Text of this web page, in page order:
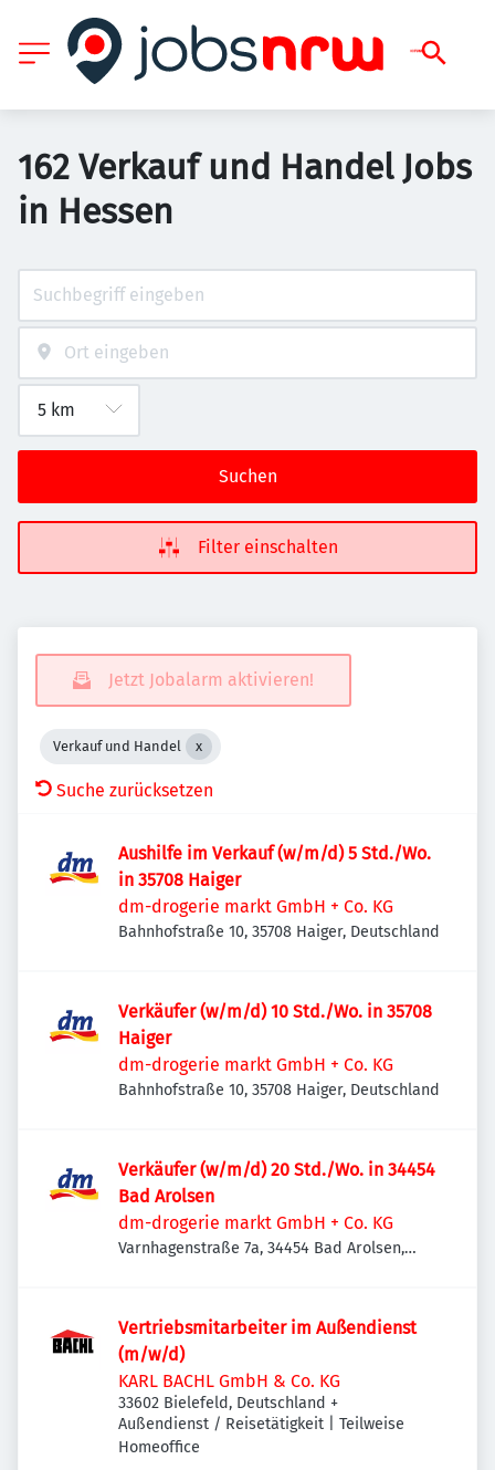
162 Verkauf und Handel Jobs
in Hessen
Suchen
Filter einschalten
Jetzt Jobalarm aktivieren!
Verkauf und Handel
Suche zurücksetzen
Aushilfe im Verkauf (w/m/d) 5 Std./Wo.
in 35708 Haiger
dm-drogerie markt GmbH + Co. KG
Bahnhofstraße 10, 35708 Haiger, Deutschland
Verkäufer (w/m/d) 10 Std./Wo. in 35708
Haiger
dm-drogerie markt GmbH + Co. KG
Bahnhofstraße 10, 35708 Haiger, Deutschland
Verkäufer (w/m/d) 20 Std./Wo. in 34454
Bad Arolsen
dm-drogerie markt GmbH + Co. KG
Varnhagenstraße 7a, 34454 Bad Arolsen,
Vertriebsmitarbeiter im Außendienst
(m/w/d)
KARL BACHL GmbH & Co. KG
33602 Bielefeld, Deutschland +
Außendienst / Reisetätigkeit | Teilweise
Homeoffice